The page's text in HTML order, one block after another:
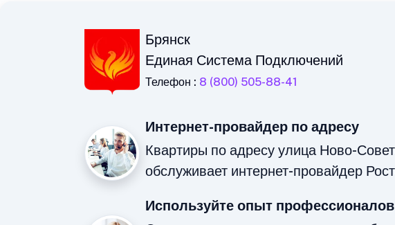
Брянск
Единая Система Подключений
Телефон : 8 (800) 505-88-41
Интернет-провайдер по адресу
Квартиры по адресу улица Ново-
обслуживает интернет-провайдер
Используйте опыт профессионалов